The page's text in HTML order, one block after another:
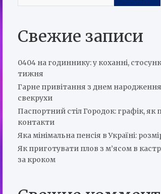
Свежие записи
0404 на годиннику: у коханні,
тижня
Гарне привітання з днем народження
свекрухи
Паспортний стіл Городок: графік, як
контакти
Яка мінімальна пенсія в Україні:
Як приготувати плов з м’ясом в
за кроком